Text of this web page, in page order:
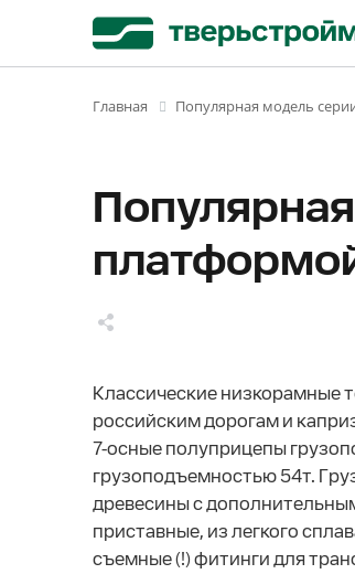
Главная Популярная модель
Классические низкорамные
российским дорогам и
7-осные полуприцепы
грузоподъемностью 54т.
древесины с
приставные, из легкого
съемные (!) фитинги для